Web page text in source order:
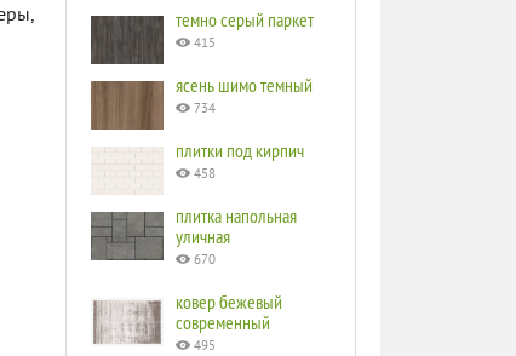
темно серый паркет
415
ясень шимо темный
734
плитки под кирпич
458
плитка напольная
уличная
670
ковер бежевый
современный
495